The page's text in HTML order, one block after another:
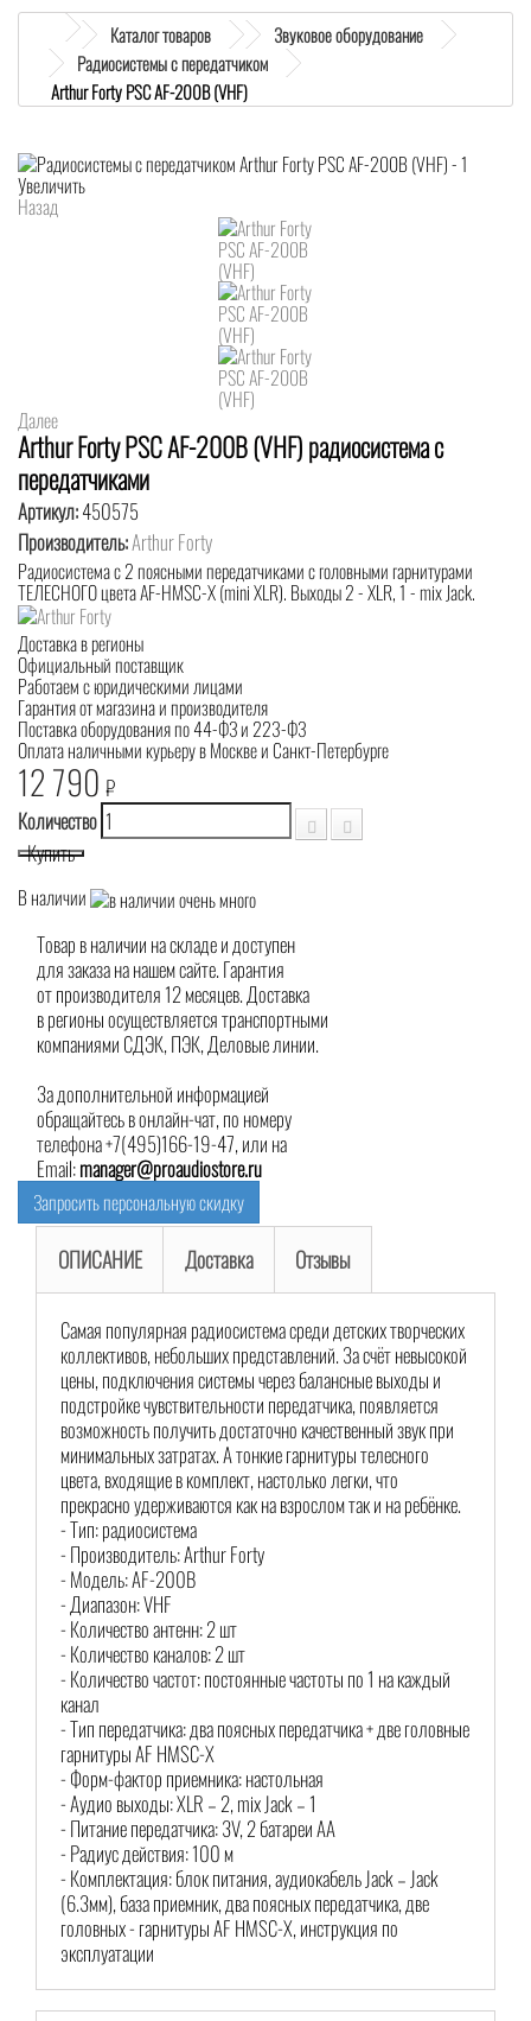
Каталог товаров
Звуковое оборудование
Радиосистемы с передатчиком
Arthur Forty PSC AF-200B (VHF)
Увеличить
Назад
Далее
Arthur Forty PSC AF-200B (VHF) радиосистема с
передатчиками
Артикул:450575
Производитель:Arthur Forty
Радиосистема с 2 поясными передатчиками с головными гарнитурами
ТЕЛЕСНОГО цвета AF-HMSC-X (mini XLR). Выходы 2 - XLR, 1 - mix Jack.
Доставка в регионы
Официальный поставщик
Работаем с юридическими лицами
Гарантия от магазина и производителя
Поставка оборудования по 44-ФЗ и 223-ФЗ
Оплата наличными курьеру в Москве и Санкт-Петербурге
12 790 ₽
Количество
Купить
В наличии
Товар в наличии на складе и доступен
для заказа на нашем сайте. Гарантия
от производителя 12 месяцев. Доставка
в регионы осуществляется транспортными
компаниями СДЭК, ПЭК, Деловые линии.
За дополнительной информацией
обращайтесь в онлайн-чат, по номеру
телефона +7(495)166-19-47, или на
Email:manager@proaudiostore.ru
Запросить персональную скидку
ОПИСАНИЕ Доставка Отзывы
Самая популярная радиосистема среди детских творческих
коллективов, небольших представлений. За счёт невысокой
цены, подключения системы через балансные выходы и
подстройке чувствительности передатчика, появляется
возможность получить достаточно качественный звук при
минимальных затратах. А тонкие гарнитуры телесного
цвета, входящие в комплект, настолько легки, что
прекрасно удерживаются как на взрослом так и на ребёнке.
- Тип: радиосистема
- Производитель: Arthur Forty
- Модель: AF-200B
- Диапазон: VHF
- Количество антенн: 2 шт
- Количество каналов: 2 шт
- Количество частот: постоянные частоты по 1 на каждый
канал
- Тип передатчика: два поясных передатчика + две головные
гарнитуры AF HMSC-X
- Форм-фактор приемника: настольная
- Аудио выходы: XLR – 2, mix Jack – 1
- Питание передатчика: 3V, 2 батареи АА
- Радиус действия: 100 м
- Комплектация: блок питания, аудиокабель Jack – Jack
(6.3мм), база приемник, два поясных передатчика, две
головных - гарнитуры AF HMSC-X, инструкция по
эксплуатации